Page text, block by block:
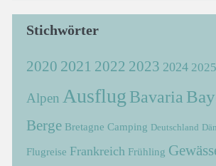
Stichwörter
2020 2021 2022 2023 2024 2025
Alpen Ausflug Bavaria
Berge Bretagne Camping Deutschland
Flugreise Frankreich Frühling